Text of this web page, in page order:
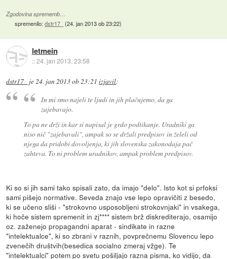
Zgodovina sprememb…
spremenilo:dstr17_ (24. jan 2013 ob 23:22)
letmein
::24. jan 2013, 23:58
dstr17_ je24. jan 2013 ob 23:21 izjavil:
In mi smo najeli te ljudi in jih plačujemo, da ga
zajebavajo.
To pa ne drži in kar si napisal je grdo podtikanje. Uradniki ga
niso nič "zajebavali", ampak so se držali predpisov in želeli od
njega da pridobi dovoljenja, ki jih slovenska zakonodaja pač
zahteva. To ni problem uradnikov, ampak problem predpisov.
Ki so si jih sami tako spisali zato, da imajo "delo". Isto kot si prfoksi
sami pišejo normative. Seveda znajo vse lepo opravičiti z besedo,
ki se učeno sliši - "strokovno usposobljeni strokovnjaki" in vsakega,
ki hoče sistem spremenit in zj**** sistem brž diskrediterajo, osamijo
oz. zaženejo propagandni aparat - sindikate in razne
"intelektualce", ki so zbrani v raznih, povprečnemu Slovencu lepo
zvenečih društvih(besedica socialno zmeraj vžge). Te
"intelektualci" potem po svetu pošiljajo razna pisma, ko vidijo, da